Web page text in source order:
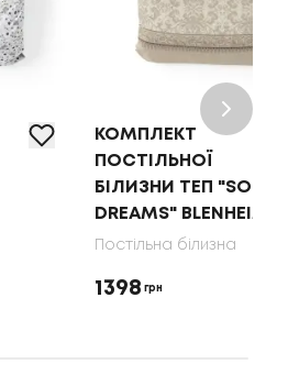
КОМПЛЕКТ
ПОСТІЛЬНОЇ
БІЛИЗНИ ТЕП "SOFT
DREAMS" BLENHEIM
Постільна білизна
1398 грн